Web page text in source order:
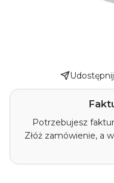
Udostępnij
Potrzebujesz
Złóż zamówienie, a